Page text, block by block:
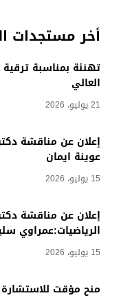
أخر مستجدات
تهنئة بمناسبة ترقية
العالي
21 يوليو، 2026
إعلان عن مناقشة
عوينة ايمان
15 يوليو، 2026
إعلان عن مناقشة
الرياضيات:عمراوي
15 يوليو، 2026
منح مؤقت للاستشارة رقم